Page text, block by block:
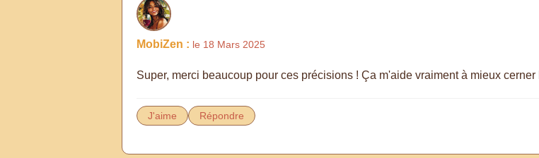
MobiZen : le 18 Mars 2025
Super, merci beaucoup pour ces précisions ! Ça m'aide vraiment à mieux cerner
J'aime Répondre